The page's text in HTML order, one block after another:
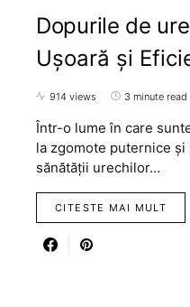
Dopurile de
Ușoară și
914 views 3 minute read
Într-o lume în care
la zgomote puternice
sănătății urechilor…
CITESTE MAI MULT